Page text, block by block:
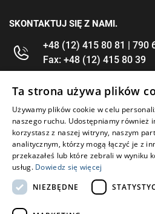
SKONTAKTUJ SIĘ Z NAMI.
+48 (12) 415 80 81 | 790
Fax: +48 (12) 415 80 39
kontakt@im-narzedzia.pl
INFORMACJE
OFERTA
MOJE KONTO
OBSERWUJ NAS
Ta strona używa plików
Używamy plików cookie w celu
naszego ruchu. Udostępniamy również
korzystasz z naszej witryny, naszym
analitycznym, którzy mogą łączyć je z
przekazałeś lub które zebrali w wyniku
usług. Dowiedz się więcej
NIEZBĘDNE